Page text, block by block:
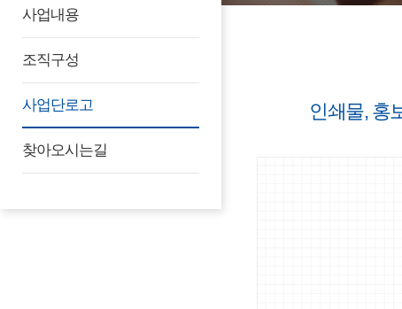
사업내용
조직구성
사업단로고
찾아오시는길
인쇄물, 홍